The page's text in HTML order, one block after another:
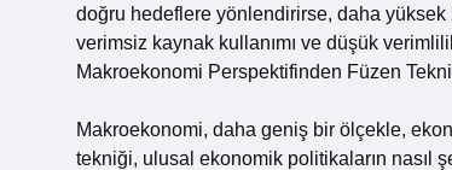
doğru hedeflere yönlendirirse, daha yüksek
verimsiz kaynak kullanımı ve düşük
Makroekonomi Perspektifinden Füzen
Makroekonomi, daha geniş bir ölçekle,
tekniği, ulusal ekonomik politikaların nasıl